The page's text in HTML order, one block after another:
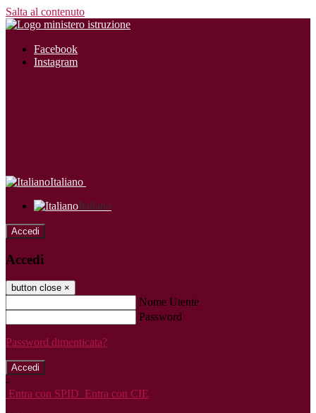
Salta al contenuto
Facebook
Instagram
Italiano
Italiano
Accedi
Accedi
button close ×
Nome Utente
Password
Password dimenticata?
-
Entra con SPID Entra con CIE